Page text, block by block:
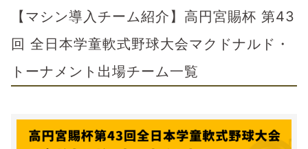
【マシン導入チーム紹介】高円宮賜杯 第43
回 全日本学童軟式野球大会マクドナルド・
トーナメント出場チーム一覧